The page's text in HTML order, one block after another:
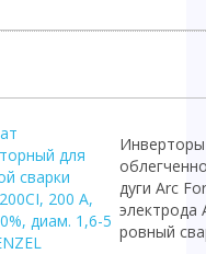
для
сварки
200 А,
диам. 1,6-5
дуги Arc
электрода
ровный